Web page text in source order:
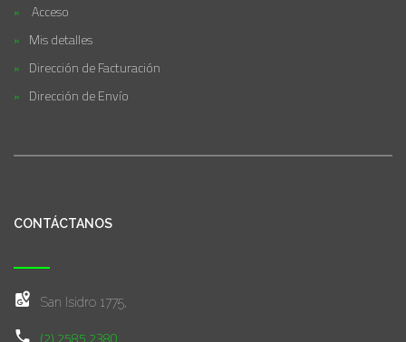
Acceso
Mis detalles
Dirección de Facturación
Dirección de Envío
CONTÁCTANOS
San Isidro 1775,
(2) 2585 2380